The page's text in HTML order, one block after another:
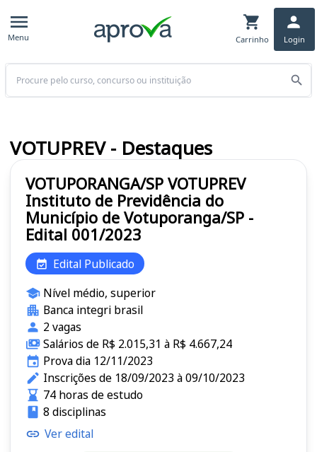
Menu Carrinho Login
Buscar
VOTUPORANGA/SP VOTUPREV
Instituto de Previdência do
Município de Votuporanga/SP -
Edital 001/2023
Edital Publicado
Nível médio, superior
Banca integri brasil
2 vagas
Salários de R$ 2.015,31 à R$ 4.667,24
Prova dia 12/11/2023
Inscrições de 18/09/2023 à 09/10/2023
74 horas de estudo
8 disciplinas
Ver edital
VOTUPREV - Destaques